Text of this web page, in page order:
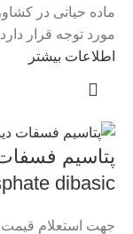
ماده حیاتی در
مورد توجه قرار
اطلاعات بیشتر
dibasic
جهت استعلام قیمت